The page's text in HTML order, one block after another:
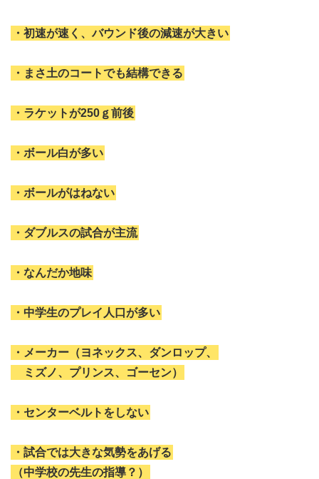
・初速が速く、バウンド後の減速が大きい
・まさ土のコートでも結構できる
・ラケットが250ｇ前後
・ボール白が多い
・ボールがはねない
・ダブルスの試合が主流
・なんだか地味
・中学生のプレイ人口が多い
・メーカー（ヨネックス、ダンロップ、
ミズノ、プリンス、ゴーセン）
・センターベルトをしない
・試合では大きな気勢をあげる
（中学校の先生の指導？）